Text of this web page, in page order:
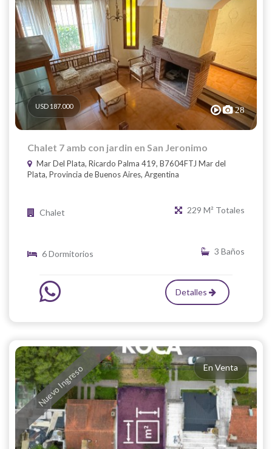
USD 187.000 28
Chalet 7 amb con jardin en San Jeronimo
Mar Del Plata, Ricardo Palma 419, B7604FTJ Mar del
Plata, Provincia de Buenos Aires, Argentina
Chalet 229 M² Totales
6 Dormitorios 3 Baños
Detalles
Nuevo Ingreso En Venta